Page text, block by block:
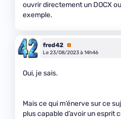
ouvrir directement un DOCX
exemple.
fred42 Premium
Le 23/08/2023 à 14h46
Oui, je sais.
Mais ce qui m’énerve sur ce
plus capable d’avoir un esprit